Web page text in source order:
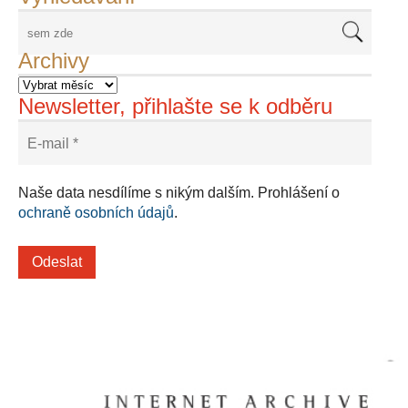
Archivy
Newsletter, přihlašte se k odběru
Naše data nesdílíme s nikým dalším. Prohlášení o
ochraně osobních údajů.